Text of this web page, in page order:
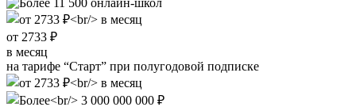
от 2733 ₽
в месяц
на тарифе “Старт” при полугодовой подписке